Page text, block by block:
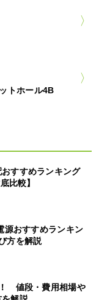
トホール4B
すすめランキング
比較】
源おすすめランキン
方を解説
値段・費用相場や